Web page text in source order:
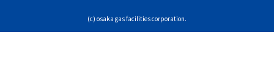
(c) osaka gas facilities corporation.